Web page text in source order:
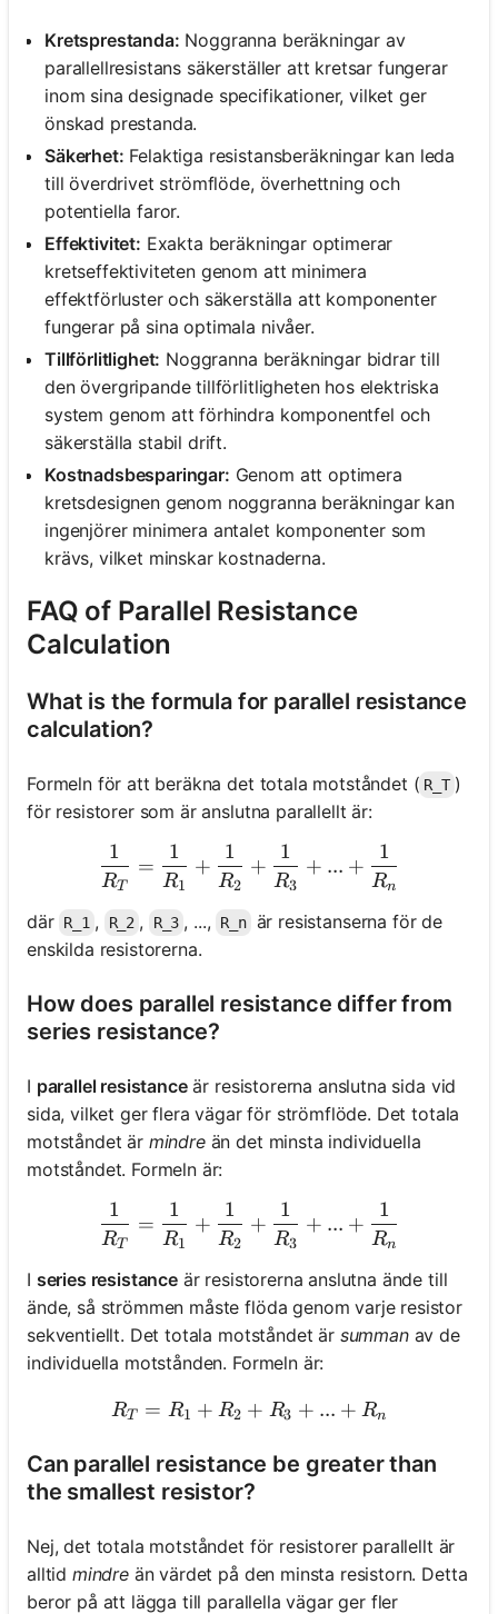
Kretsprestanda: Noggranna beräkningar av
parallellresistans säkerställer att kretsar fungerar
inom sina designade specifikationer, vilket ger
önskad prestanda.
Säkerhet: Felaktiga resistansberäkningar kan leda
till överdrivet strömflöde, överhettning och
potentiella faror.
Effektivitet: Exakta beräkningar optimerar
kretseffektiviteten genom att minimera
effektförluster och säkerställa att komponenter
fungerar på sina optimala nivåer.
Tillförlitlighet: Noggranna beräkningar bidrar till
den övergripande tillförlitligheten hos elektriska
system genom att förhindra komponentfel och
säkerställa stabil drift.
Kostnadsbesparingar: Genom att optimera
kretsdesignen genom noggranna beräkningar kan
ingenjörer minimera antalet komponenter som
krävs, vilket minskar kostnaderna.
FAQ of Parallel Resistance
Calculation
What is the formula for parallel resistance
calculation?
Formeln för att beräkna det totala motståndet ( R_T )
för resistorer som är anslutna parallellt är:
\frac{1}{R_T} =
RT
1
=
R1
1
+
R2
1
+
R3
1
+ ... +
Rn
1
där R_1 , R_2 , R_3 , ..., R_n är resistanserna för de
enskilda resistorerna.
How does parallel resistance differ from
series resistance?
I parallel resistanceär resistorerna anslutna sida vid
sida, vilket ger flera vägar för strömflöde. Det totala
motståndet är mindreän det minsta individuella
motståndet. Formeln är:
\frac{1}{R_T} =
RT
1
=
R1
1
+
R2
1
+
R3
1
+ ... +
Rn
1
I series resistanceär resistorerna anslutna ände till
ände, så strömmen måste flöda genom varje resistor
sekventiellt. Det totala motståndet är summanav de
individuella motstånden. Formeln är:
R_T = R_1 + R_2 + R_3
RT = R1 + R2 + R3 + ... + Rn
Can parallel resistance be greater than
the smallest resistor?
Nej, det totala motståndet för resistorer parallellt är
alltid mindreän värdet på den minsta resistorn. Detta
beror på att lägga till parallella vägar ger fler